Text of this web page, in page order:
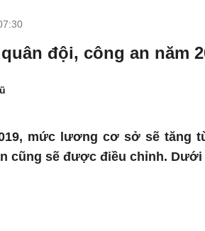
đội, công an năm
mức lương cơ sở sẽ tăng
cũng sẽ được điều chỉnh.